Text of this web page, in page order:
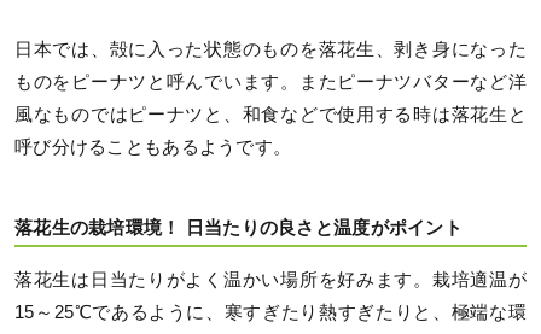
日本では、殻に入った状態のものを落花生、剥き身になった
ものをピーナツと呼んでいます。またピーナツバターなど洋
風なものではピーナツと、和食などで使用する時は落花生と
呼び分けることもあるようです。
落花生の栽培環境！ 日当たりの良さと温度がポイント
落花生は日当たりがよく温かい場所を好みます。栽培適温が
15～25℃であるように、寒すぎたり熱すぎたりと、極端な環